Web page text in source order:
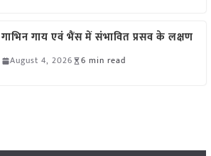
गाभिन गाय एवं भैंस में संभावित प्रसव के लक्षण
August 4, 2026 6 min read